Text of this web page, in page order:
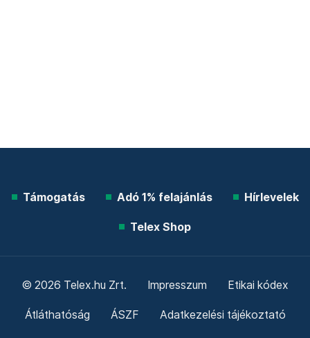
Támogatás Adó 1% felajánlás Hírlevelek
Telex Shop
© 2026 Telex.hu Zrt. Impresszum Etikai kódex
Átláthatóság ÁSZF Adatkezelési tájékoztató